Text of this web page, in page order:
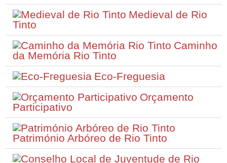
Medieval de Rio
Tinto
Caminho
da Memória Rio Tinto
Eco-Freguesia
Orçamento
Participativo
Património Arbóreo de Rio Tinto